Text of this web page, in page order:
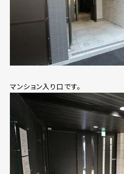
マンション入り口です。